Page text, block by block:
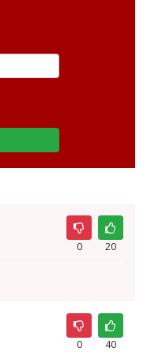
0 20
0 40